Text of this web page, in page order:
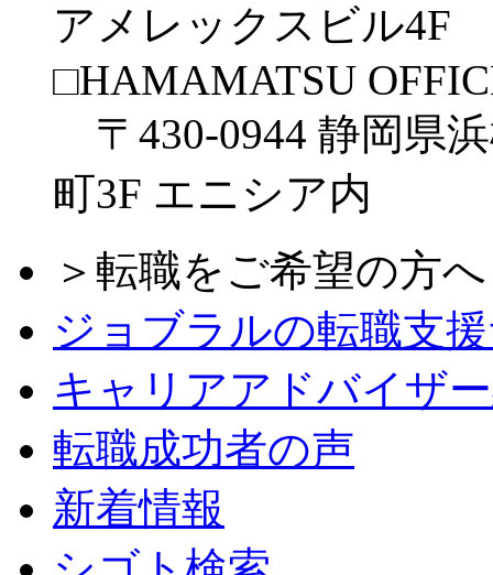
アメレックスビル4F
□HAMAMATSU
〒430-0944 静岡県
町3F エニシア内
＞転職をご希望の方へ
ジョブラルの転職支
キャリアアドバイザ
転職成功者の声
新着情報